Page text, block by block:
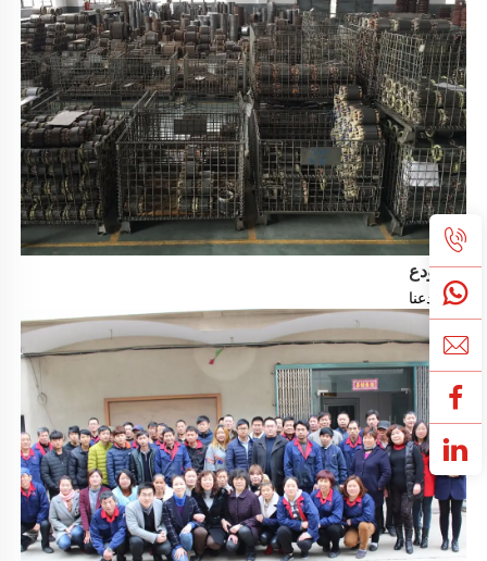
مستودع
مستودعنا